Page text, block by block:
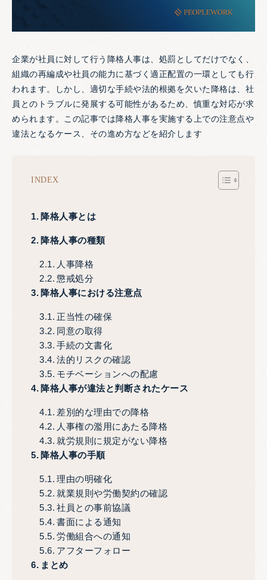
企業が社員に対して行う降格人事は、処罰としてだけでなく、
組織の再編成や社員の能力に基づく適正配置の一環としても行
われます。しかし、適切な手続や法的根拠を欠いた降格は、社
員とのトラブルに発展する可能性があるため、慎重な対応が求
められます。この記事では降格人事を実施する上での注意点や
違法となるケース、その進め方などを紹介します
INDEX
降格人事とは
降格人事の種類
人事降格
懲戒処分
降格人事における注意点
正当性の確保
同意の取得
手続の文書化
法的リスクの確認
モチベーションへの配慮
降格人事が違法と判断されたケース
差別的な理由での降格
人事権の濫用にあたる降格
就労規則に規定がない降格
降格人事の手順
理由の明確化
就業規則や労働契約の確認
社員との事前協議
書面による通知
労働組合への通知
アフターフォロー
まとめ